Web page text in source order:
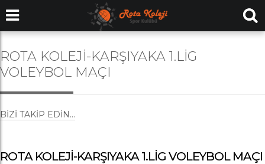
ROTA KOLEJİ-KARŞIYAKA 1.LİG
VOLEYBOL MAÇI
BIZI TAKIP EDIN...
ROTA KOLEJİ-KARŞIYAKA 1.LİG VOLEYBOL MAÇI